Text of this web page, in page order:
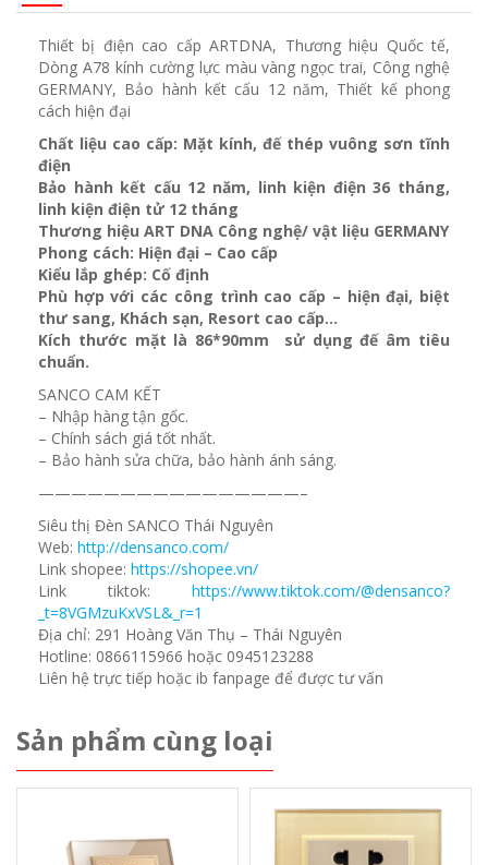
Thiết bị điện cao cấp ARTDNA, Thương hiệu Quốc tế,
Dòng A78 kính cường lực màu vàng ngọc trai, Công nghệ
GERMANY, Bảo hành kết cấu 12 năm, Thiết kế phong
cách hiện đại
Chất liệu cao cấp: Mặt kính, đế thép vuông sơn tĩnh
điện
Bảo hành kết cấu 12 năm, linh kiện điện 36 tháng,
linh kiện điện tử 12 tháng
Thương hiệu ART DNA Công nghệ/ vật liệu GERMANY
Phong cách: Hiện đại – Cao cấp
Kiểu lắp ghép: Cố định
Phù hợp với các công trình cao cấp – hiện đại, biệt
thư sang, Khách sạn, Resort cao cấp…
Kích thước mặt là 86*90mm sử dụng đế âm tiêu
chuẩn.
SANCO CAM KẾT
– Nhập hàng tận gốc.
– Chính sách giá tốt nhất.
– Bảo hành sửa chữa, bảo hành ánh sáng.
————————————————–
Siêu thị Đèn SANCO Thái Nguyên
Web: http://densanco.com/
Link shopee: https://shopee.vn/
Link tiktok: https://www.tiktok.com/@densanco?
_t=8VGMzuKxVSL&_r=1
Địa chỉ: 291 Hoàng Văn Thụ – Thái Nguyên
Hotline: 0866115966 hoặc 0945123288
Liên hệ trực tiếp hoặc ib fanpage để được tư vấn
Sản phẩm cùng loại